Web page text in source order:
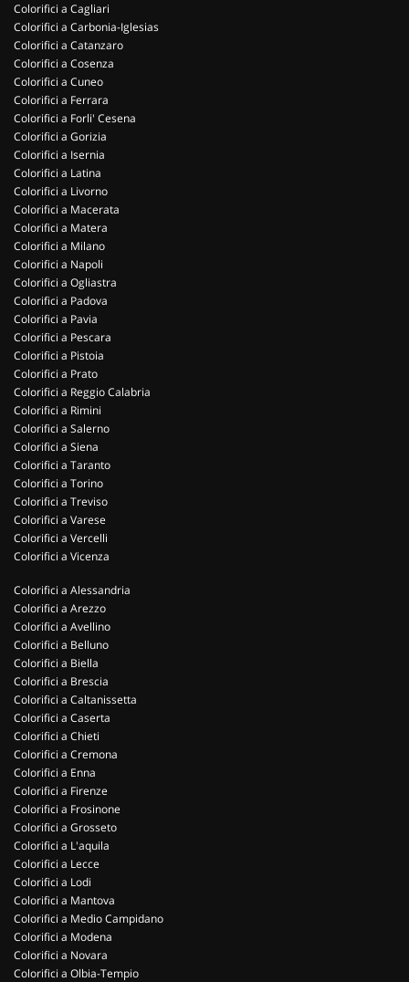
Colorifici a Cagliari
Colorifici a Carbonia-Iglesias
Colorifici a Catanzaro
Colorifici a Cosenza
Colorifici a Cuneo
Colorifici a Ferrara
Colorifici a Forli' Cesena
Colorifici a Gorizia
Colorifici a Isernia
Colorifici a Latina
Colorifici a Livorno
Colorifici a Macerata
Colorifici a Matera
Colorifici a Milano
Colorifici a Napoli
Colorifici a Ogliastra
Colorifici a Padova
Colorifici a Pavia
Colorifici a Pescara
Colorifici a Pistoia
Colorifici a Prato
Colorifici a Reggio Calabria
Colorifici a Rimini
Colorifici a Salerno
Colorifici a Siena
Colorifici a Taranto
Colorifici a Torino
Colorifici a Treviso
Colorifici a Varese
Colorifici a Vercelli
Colorifici a Vicenza
Colorifici a Alessandria
Colorifici a Arezzo
Colorifici a Avellino
Colorifici a Belluno
Colorifici a Biella
Colorifici a Brescia
Colorifici a Caltanissetta
Colorifici a Caserta
Colorifici a Chieti
Colorifici a Cremona
Colorifici a Enna
Colorifici a Firenze
Colorifici a Frosinone
Colorifici a Grosseto
Colorifici a L'aquila
Colorifici a Lecce
Colorifici a Lodi
Colorifici a Mantova
Colorifici a Medio Campidano
Colorifici a Modena
Colorifici a Novara
Colorifici a Olbia-Tempio